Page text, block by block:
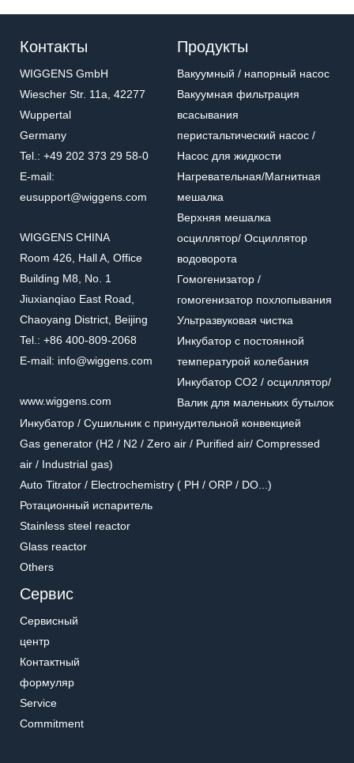
Контакты
WIGGENS GmbH
Wiescher Str. 11a, 42277
Wuppertal
Germany
Tel.: +49 202 373 29 58-0
E-mail:
eusupport@wiggens.com
WIGGENS CHINA
Room 426, Hall A, Office
Building M8, No. 1
Jiuxianqiao East Road,
Chaoyang District, Beijing
Tel.: +86 400-809-2068
E-mail: info@wiggens.com
www.wiggens.com
Продукты
Вакуумный / напорный насос
Вакуумная фильтрация
всасывания
перистальтический насос /
Насос для жидкости
Нагревательная/Mагнитная
мешалка
Верхняя мешалка
осциллятор/ Осциллятор
водоворота
Гомогенизатор /
гомогенизатор похлопывания
Ультразвуковая чистка
Инкубатор с постоянной
температурой колебания
Инкубатор CO2 / осциллятор/
Валик для маленьких бутылок
Инкубатор / Cушильник с принудительной конвекцией
Gas generator (H2 / N2 / Zero air / Purified air/ Compressed
air / Industrial gas)
Auto Titrator / Electrochemistry ( PH / ORP / DO...)
Ротационный испаритель
Stainless steel reactor
Glass reactor
Others
Сервис
Сервисный
центр
Контактный
формуляр
Service
Commitment